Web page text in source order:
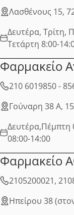
Λασθένους 15,
Δευτέρα, Τρίτη,
Τετάρτη 8:00-
Φαρμακείο
210 6019850 -
Γούναρη 38 Α,
Δευτέρα,Πέμπτη
08:00-14:00
Φαρμακείο
2105200021,
Ηπείρου 38